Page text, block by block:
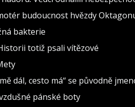
budoucnost hvězdy
bakterie
totiž psali vítězové
dál, cesto má“ se původně
pánské boty